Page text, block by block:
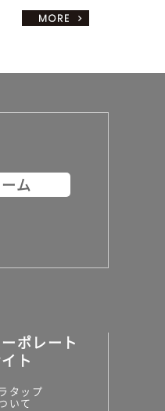
ム
ポレート
ト
タップ
いて